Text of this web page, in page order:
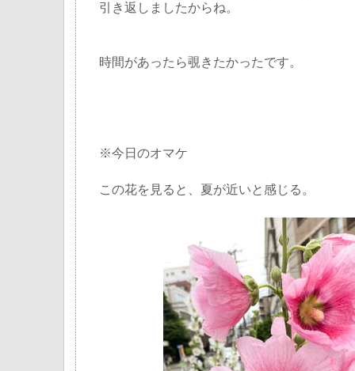
引き返しましたからね。
時間があったら覗きたかったです。
※今日のオマケ
この花を見ると、夏が近いと感じる。